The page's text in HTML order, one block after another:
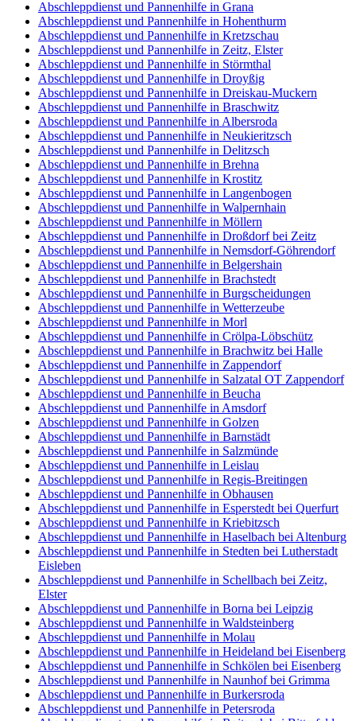
Abschleppdienst und Pannenhilfe in Grana
Abschleppdienst und Pannenhilfe in Hohenthurm
Abschleppdienst und Pannenhilfe in Kretzschau
Abschleppdienst und Pannenhilfe in Zeitz, Elster
Abschleppdienst und Pannenhilfe in Störmthal
Abschleppdienst und Pannenhilfe in Droyßig
Abschleppdienst und Pannenhilfe in Dreiskau-Muckern
Abschleppdienst und Pannenhilfe in Braschwitz
Abschleppdienst und Pannenhilfe in Albersroda
Abschleppdienst und Pannenhilfe in Neukieritzsch
Abschleppdienst und Pannenhilfe in Delitzsch
Abschleppdienst und Pannenhilfe in Brehna
Abschleppdienst und Pannenhilfe in Krostitz
Abschleppdienst und Pannenhilfe in Langenbogen
Abschleppdienst und Pannenhilfe in Walpernhain
Abschleppdienst und Pannenhilfe in Möllern
Abschleppdienst und Pannenhilfe in Droßdorf bei Zeitz
Abschleppdienst und Pannenhilfe in Nemsdorf-Göhrendorf
Abschleppdienst und Pannenhilfe in Belgershain
Abschleppdienst und Pannenhilfe in Brachstedt
Abschleppdienst und Pannenhilfe in Burgscheidungen
Abschleppdienst und Pannenhilfe in Wetterzeube
Abschleppdienst und Pannenhilfe in Morl
Abschleppdienst und Pannenhilfe in Crölpa-Löbschütz
Abschleppdienst und Pannenhilfe in Brachwitz bei Halle
Abschleppdienst und Pannenhilfe in Zappendorf
Abschleppdienst und Pannenhilfe in Salzatal OT Zappendorf
Abschleppdienst und Pannenhilfe in Beucha
Abschleppdienst und Pannenhilfe in Amsdorf
Abschleppdienst und Pannenhilfe in Golzen
Abschleppdienst und Pannenhilfe in Barnstädt
Abschleppdienst und Pannenhilfe in Salzmünde
Abschleppdienst und Pannenhilfe in Leislau
Abschleppdienst und Pannenhilfe in Regis-Breitingen
Abschleppdienst und Pannenhilfe in Obhausen
Abschleppdienst und Pannenhilfe in Esperstedt bei Querfurt
Abschleppdienst und Pannenhilfe in Kriebitzsch
Abschleppdienst und Pannenhilfe in Haselbach bei Altenburg
Abschleppdienst und Pannenhilfe in Stedten bei Lutherstadt
Eisleben
Abschleppdienst und Pannenhilfe in Schellbach bei Zeitz,
Elster
Abschleppdienst und Pannenhilfe in Borna bei Leipzig
Abschleppdienst und Pannenhilfe in Waldsteinberg
Abschleppdienst und Pannenhilfe in Molau
Abschleppdienst und Pannenhilfe in Heideland bei Eisenberg
Abschleppdienst und Pannenhilfe in Schkölen bei Eisenberg
Abschleppdienst und Pannenhilfe in Naunhof bei Grimma
Abschleppdienst und Pannenhilfe in Burkersroda
Abschleppdienst und Pannenhilfe in Petersroda